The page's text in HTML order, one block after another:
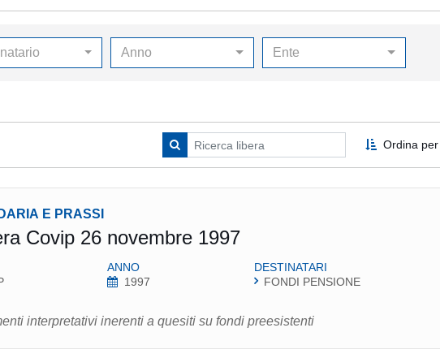
Anno Ente
Ordina
E PRASSI
Covip 26 novembre 1997
ANNO
1997
DESTINATARI
FONDI PENSIONE
interpretativi inerenti a quesiti su fondi preesistenti